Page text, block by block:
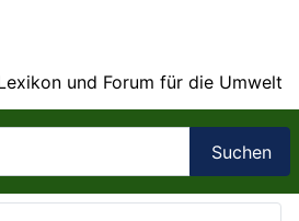
und Forum für die Umwelt
Suchen